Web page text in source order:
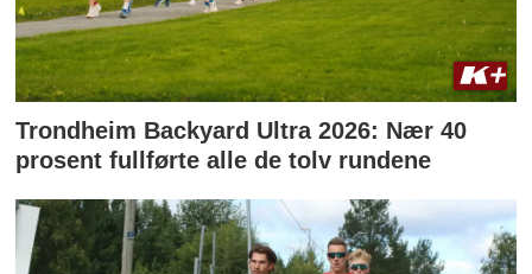
Trondheim Backyard Ultra 2026: Nær 40
prosent fullførte alle de tolv rundene